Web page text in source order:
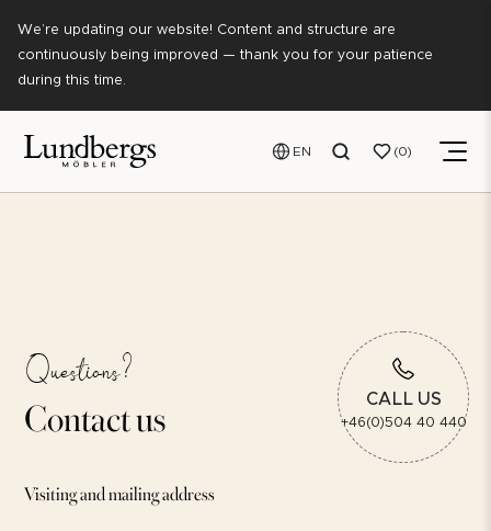
We’re updating our website! Content and structure are
continuously being improved — thank you for your patience
during this time.
EN 0
Questions?
Contact us CALL US
+46(0)504 40 440
Visiting and mailing address